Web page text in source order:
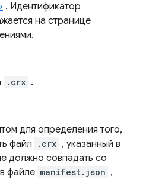
. Идентификатор
на странице
.crx .
для определения того,
файл
.crx , указанный в
должно совпадать со
файле manifest.json ,